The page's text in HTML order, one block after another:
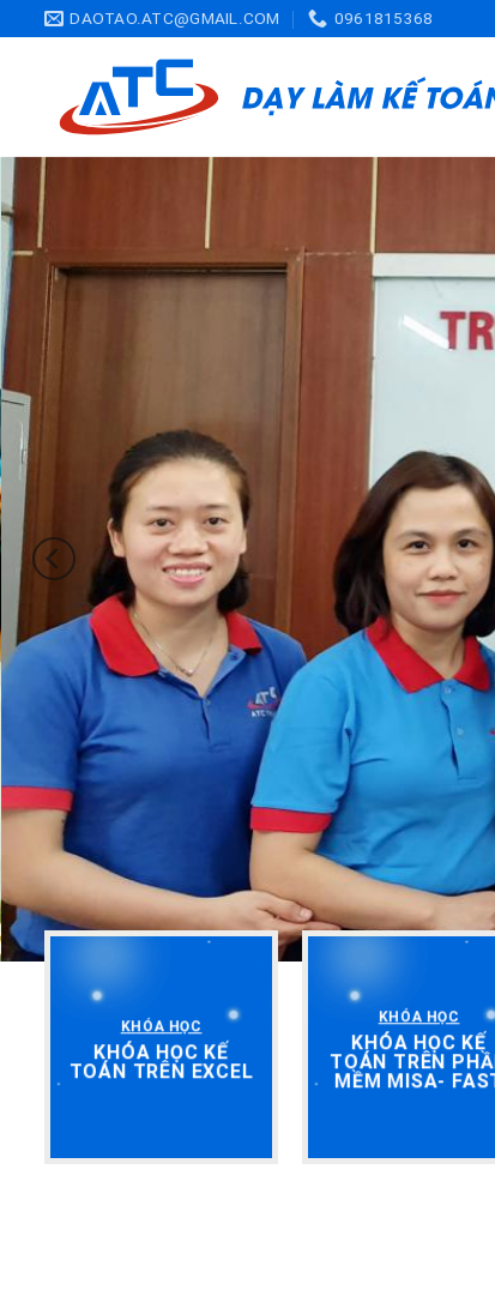
DAOTAO.ATC@GMAIL.COM 0961815368
KHÓA HỌC
KHÓA HỌC KẾ
TOÁN TRÊN EXCEL
KHÓA HỌC
KHÓA HỌC KẾ
TOÁN TRÊN
MỀM MISA-